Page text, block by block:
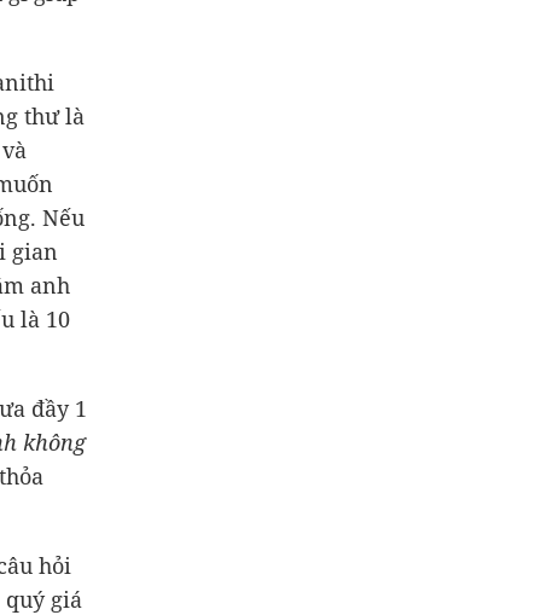
thư là
Nếu
gian
anh
là 10
đầy 1
không
hỏi
giá